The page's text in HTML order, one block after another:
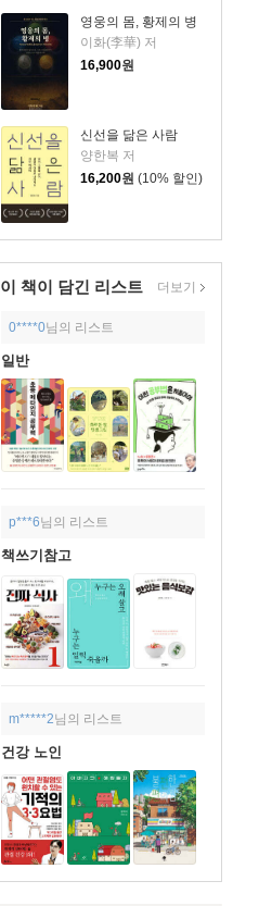
영웅의 몸, 황제의 병
이화(李華) 저
16,900원
신선을 닮은 사람
양한복 저
16,200원 (10% 할인)
이 책이 담긴 리스트 더보기
0****0님의 리스트
일반
p***6님의 리스트
책쓰기참고
m*****2님의 리스트
건강 노인